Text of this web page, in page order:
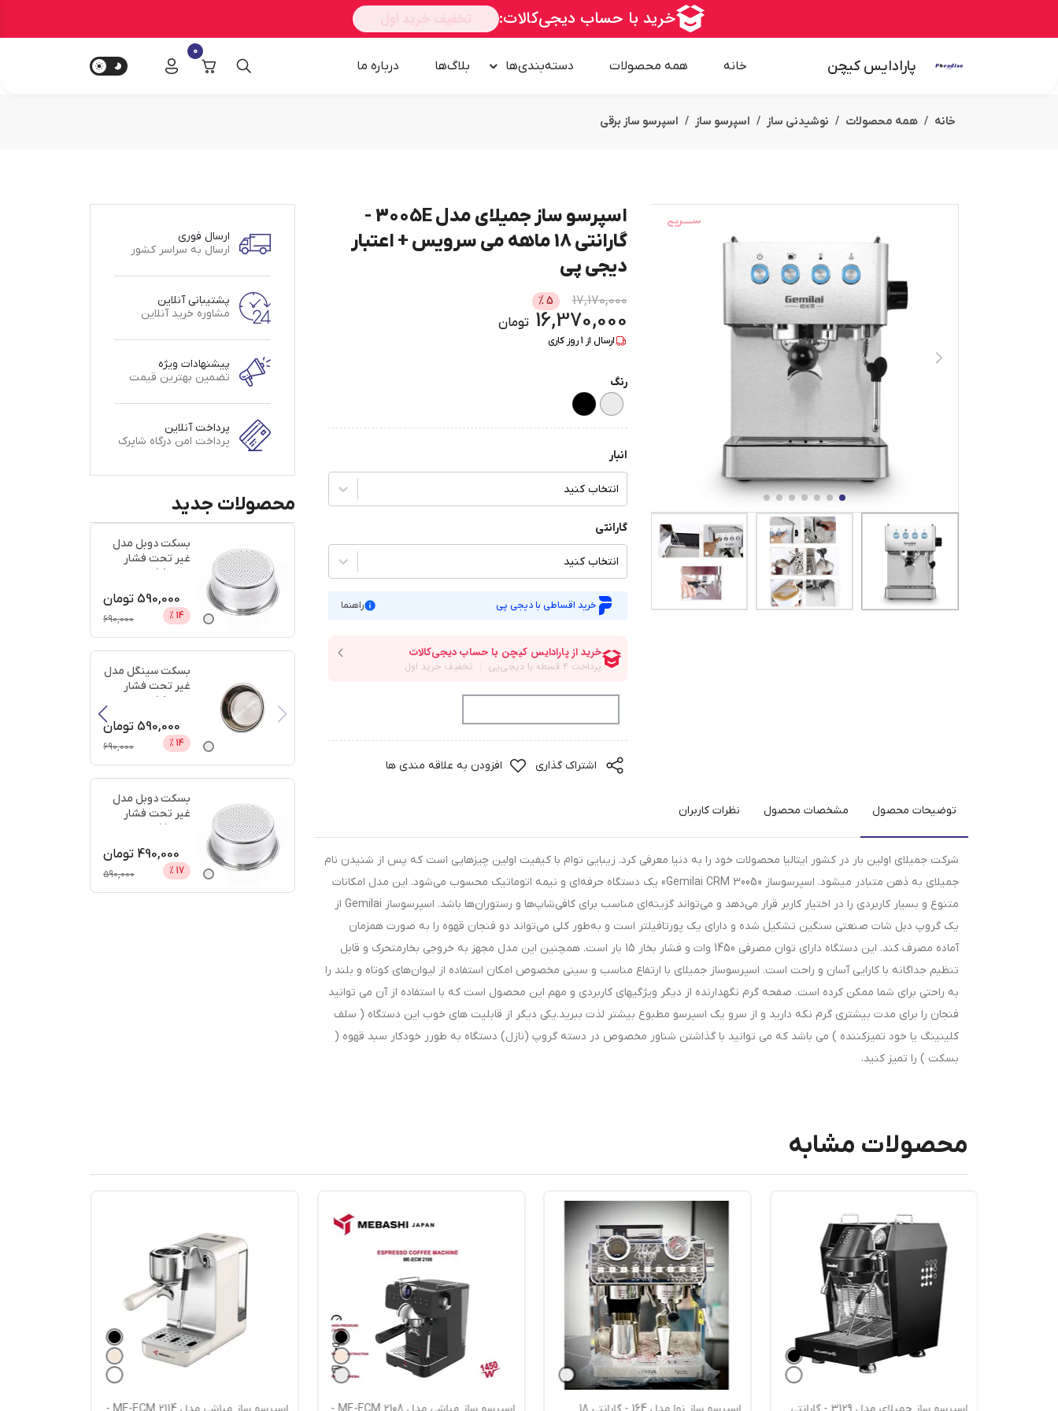
پارادایس کیچن خانه همه محصولات دسته‌بندی‌ها بلاگ‌ها درباره‌ ما
0
خانه همه محصولات نوشیدنی ساز اسپرسو ساز اسپرسو ساز برقی
امــــــــن
اسپرسو ساز جمیلای مدل 3005E -
گارانتی 18 ماهه می سرویس + اعتبار
دیجی پی
17,170,000
5
%
16,370,000 تومان
ارسال از 1روز کاری
رنگ
انبار
انتخاب کنید
گارانتی
انتخاب کنید
خرید اقساطی با دیجی پی راهنما
اشتراک گذاری افزودن به علاقه مندی ها
توضیحات محصول مشخصات محصول نظرات کاربران
شرکت جمیلای اولین بار در کشور ایتالیا محصولات خود را به دنیا معرفی کرد. زیبایی توام با کیفیت اولین چیزهایی است که پس از شنیدن نام
جمیلای به ذهن متبادر میشود. اسپرسوساز «Gemilai CRM 3005» یک دستگاه حرفه‌ای و نیمه اتوماتیک محسوب می‌شود. این مدل امکانات
متنوع و بسیار کاربردی را در اختیار کاربر قرار می‌دهد و می‌تواند گزینه‌ای مناسب برای کافی‌شاپ‌ها و رستوران‌ها باشد. اسپرسوساز Gemilai از
یک گروپ دبل شات صنعتی سنگین تشکیل شده و دارای یک پورتافیلتر است و به‌طور کلی می‌تواند دو فنجان قهوه را به‌ صورت همزمان
آماده مصرف کند. این دستگاه دارای توان مصرفی 1450 وات و فشار بخار 15 بار است. همچنین این مدل مجهز به خروجی بخارمتحرک و قابل
تنظیم جداگانه با کارایی آسان و راحت است. اسپرسوساز جمیلای با ارتفاع مناسب و سینی مخصوص امکان استفاده از لیوان‌های کوتاه و بلند را
به‌ راحتی برای شما ممکن کرده است. صفحه گرم نگهدارنده از دیگر ویژگیهای کاربردی و مهم این محصول است که با استفاده از آن می توانید
فنجان را برای مدت بیشتری گرم نکه دارید و از سرو یک اسپرسو مطبوع بیشتر لذت ببرید.یکی‌ دیگر از قابلیت های خوب این دستگاه ( سلف
کلینینگ یا خود تمیزکننده ) می باشد که می توانید با گذاشتن شناور مخصوص در دسته گروپ (نازل) دستگاه به طورر خودکار سبد قهوه (
بسکت ) را تمیز کنید.
ارسال فوری
ارسال به سراسر کشور
پشتیبانی آنلاین
مشاوره خرید آنلاین
پیشنهادات ویژه
تضمین بهترین قیمت
پرداخت آنلاین
پرداخت امن درگاه شاپرک
محصولات جدید
بسکت دوبل مدل
غیر تحت فشار
590,000 تومان
14
%
690,000
بسکت سینگل مدل
غیر تحت فشار
590,000 تومان
14
%
690,000
بسکت دوبل مدل
غیر تحت فشار
490,000 تومان
17
%
590,000
محصولات مشابه